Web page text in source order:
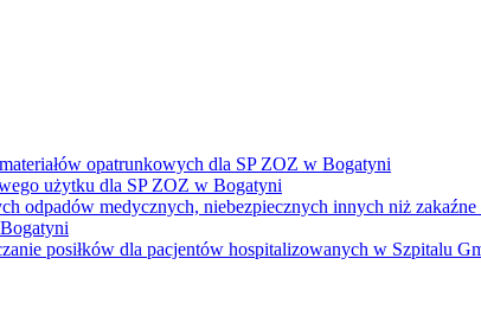
opatrunkowych dla SP ZOZ w Bogatyni
użytku dla SP ZOZ w Bogatyni
odpadów medycznych, niebezpiecznych innych niż
posiłków dla pacjentów hospitalizowanych w Szpitalu